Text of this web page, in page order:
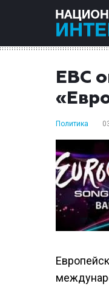
ЕВС
Политика